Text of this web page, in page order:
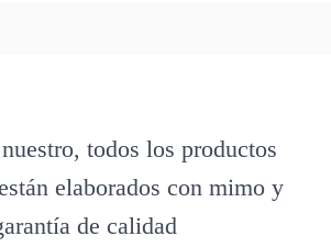
todos los productos
elaborados con mimo y
de calidad